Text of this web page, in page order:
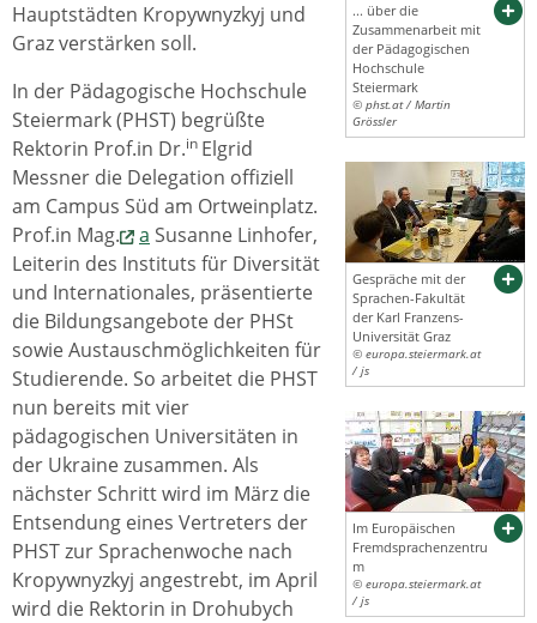
... über die
Zusammenarbeit mit
der Pädagogischen
Hochschule
Steiermark
© phst.at / Martin
Grössler
Gespräche mit der
Sprachen-Fakultät
der Karl Franzens-
Universität Graz
© europa.steiermark.at
/ js
Im Europäischen
Fremdsprachenzentru
m
© europa.steiermark.at
/ js
Hauptstädten Kropywnyzkyj und
Graz verstärken soll.
In der Pädagogische Hochschule
Steiermark (PHST) begrüßte
Rektorin Prof.in Dr.in Elgrid
Messner die Delegation offiziell
am Campus Süd am Ortweinplatz.
Prof.in Mag.
a Susanne Linhofer,
Leiterin des Instituts für Diversität
und Internationales, präsentierte
die Bildungsangebote der PHSt
sowie Austauschmöglichkeiten für
Studierende. So arbeitet die PHST
nun bereits mit vier
pädagogischen Universitäten in
der Ukraine zusammen. Als
nächster Schritt wird im März die
Entsendung eines Vertreters der
PHST zur Sprachenwoche nach
Kropywnyzkyj angestrebt, im April
wird die Rektorin in Drohubych